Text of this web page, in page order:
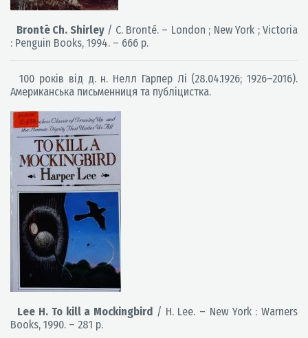
Brontē Ch. Shirley/ C. Brontē. – London ; New York ; Victoria
: Penguin Books, 1994. – 666 p.
100 років від д. н. Нелл Гарпер Лі (28.04.1926; 1926–2016).
Американська письменниця та публіцистка.
Lee H. To kill a Mockingbird / H. Lee. – New York : Warners
Books, 1990. – 281 p.